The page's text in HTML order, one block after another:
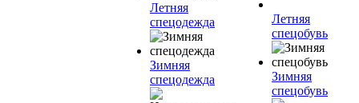
Летняя
спецодежда
Зимняя
спецодежда
Летняя
спецобувь
Зимняя
спецобувь